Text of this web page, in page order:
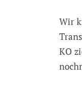
Wir
KO